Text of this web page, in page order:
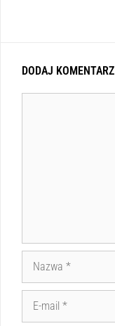
DODAJ KOMENTARZ